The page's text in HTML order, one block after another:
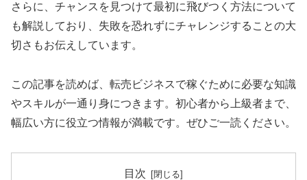
さらに、チャンスを見つけて最初に飛びつく方法について
も解説しており、失敗を恐れずにチャレンジすることの大
切さもお伝えしています。
この記事を読めば、転売ビジネスで稼ぐために必要な知識
やスキルが一通り身につきます。初心者から上級者まで、
幅広い方に役立つ情報が満載です。ぜひご一読ください。
目次